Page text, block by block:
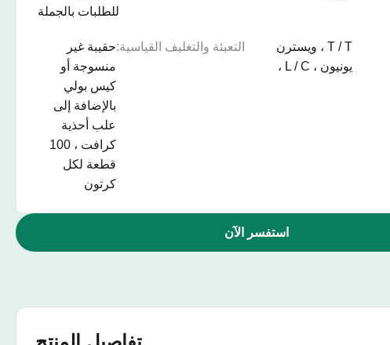
للطلبات بالجملة
T / T ، ويسترن
يونيون ، L / C ،
التعبئة والتغليف القياسية:حقيبة غير
منسوجة أو
كيس بولي
بالإضافة إلى
علب أحذية
كرافت ، 100
قطعة لكل
كرتون
استفسر الآن